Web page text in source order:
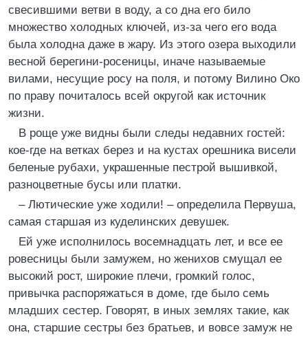
свесившими ветви в воду, а со дна его било
множество холодных ключей, из-за чего его вода
была холодна даже в жару. Из этого озера выходили
весной берегини-росеницы, иначе называемые
вилами, несущие росу на поля, и потому Вилино Око
по праву почиталось всей округой как источник
жизни.
В роще уже видны были следы недавних гостей:
кое-где на ветках берез и на кустах орешника висели
беленые рубахи, украшенные пестрой вышивкой,
разноцветные бусы или платки.
– Лютические уже ходили! – определила Первуша,
самая старшая из куделинских девушек.
Ей уже исполнилось восемнадцать лет, и все ее
ровесницы были замужем, но женихов смущал ее
высокий рост, широкие плечи, громкий голос,
привычка распоряжаться в доме, где было семь
младших сестер. Говорят, в иных землях такие, как
она, старшие сестры без братьев, и вовсе замуж не